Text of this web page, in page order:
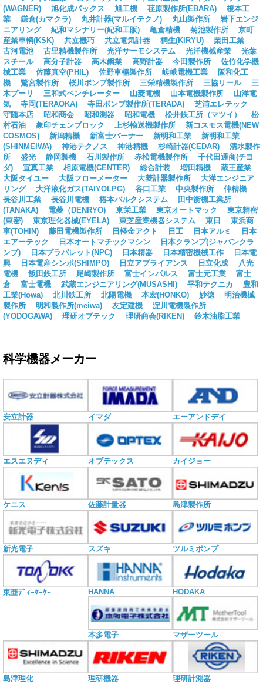
(WAGNER)
旭化成パックス 旭工機 荏原製作所(EBARA)
榎本工
業
鎌倉(カマクラ) 丸井計器(マルイテクノ) 丸山製作所
岩下エンジ
ニアリング
紀和マシナリー(紀和工販) 亀倉精機 菊池製作所
京町
産業車輌(KSK)
共立機巧 共立電気計器 桐生(KIRYU)
栗田工業
古河電池
古里精機製作所 光洋サーモシステム 光洋機械産業
光葉
スチール
高分子計器 高木鋼業 高野計器 今田製作所
佐竹化学機
械工業
佐藤真空(PHIL) 佐野車輛製作所 嵯峨電機工業
阪和化工
機
鷺宮製作所 桜川ポンプ製作所 三栄精機製作所 三協リール
三
木プーリ
三和式ベンチレーター 山菱電機 山本電機製作所
山洋電
気
寺岡(TERAOKA) 寺田ポンプ製作所(TERADA)
芝浦エレテック
守随本店
昭和商会 昭和測器 昭和電機 松井鉄工所（マツイ）
松
村石油
象印チェンブロック 上杉輸送機製作所
新コスモス電機(NEW
COSMOS)
新潟精機 新富士バーナー 新明和工業
新明和工業
(SHINMEIWA)
神港テクノス 神港精機 杉崎計器(CEDAR)
清水製作
所
盛光 静岡製機 石川製作所 赤松電機製作所
千代田通商(チヨ
ダ)
宣真工業 相原電機(CENTER) 総合計装 増田精機
蔵王産業
大阪タイユー
大阪フローメーター 大菱計器製作所
大洋エンジニア
リング
大洋液化ガス(TAIYOLPG) 谷口工業 中央製作所
仲精機
長谷川工業
長谷川電機 椿本バルクシステム
田中衡機工業所
(TANAKA)
電菱（DENRYO) 東栄工業 東京オートマック
東京精密
(東密)
東京理化器械(EYELA) 東芝産業機器システム 東日
東浜商
事(TOHIN)
藤田電機製作所 日軽金アクト 日工 日本アルミ
日本
エアーテック
日本オートマチックマシン
日本クランプ(ジャパンクラ
ンプ)
日本プラパレット(NPC) 日本精器 日本精密機械工作
日本電
興
日本電産シンポ(SHIMPO) 日立アプライアンス 日立化成
八光
電機
飯田鉄工所 尾崎製作所 富士インパルス 富士元工業
富士
倉
富士電機 武蔵エンジニアリング(MUSASHI) 平和テクニカ
豊和
工業(Howa)
北川鉄工所 北陽電機 本宏(HONKO) 妙徳
明治機械
製作所
明和製作所(meiwa) 友定建機
淀川電機製作所
(YODOGAWA)
理研オプテック 理研商会(RIKEN) 鈴木油脂工業
科学機器メーカー
安立計器 イマダ エーアンドデイ
エスエヌディ オプテックス カイジョー
ケニス 佐藤計量器 島津製作所
新光電子 スズキ ツルミポンプ
東亜ﾃﾞｨｰｹｰｹｰ HANNA HODAKA
本多電子 マザーツール
島津理化 理研機器 理研計測器